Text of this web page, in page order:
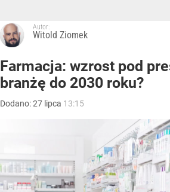
Autor:
Witold Ziomek
Farmacja: wzrost pod
branżę do 2030 roku?
Dodano:27 lipca 13:15